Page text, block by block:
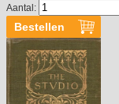
Aantal: